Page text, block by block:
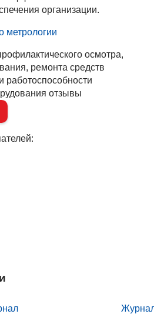
организации.
метрологии
осмотра,
ремонта средств
работоспособности
отзывы